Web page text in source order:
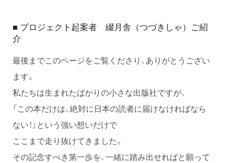
■ プロジェクト起案者 綴月舎（つづきしゃ）ご紹
介
最後までこのページをご覧くださり、ありがとうござい
ます。
私たちは生まれたばかりの小さな出版社ですが、
「この本だけは、絶対に日本の読者に届けなければなら
ない！」という強い想いだけで
ここまで走り抜けてきました。
その記念すべき第一歩を、一緒に踏み出せればと願って